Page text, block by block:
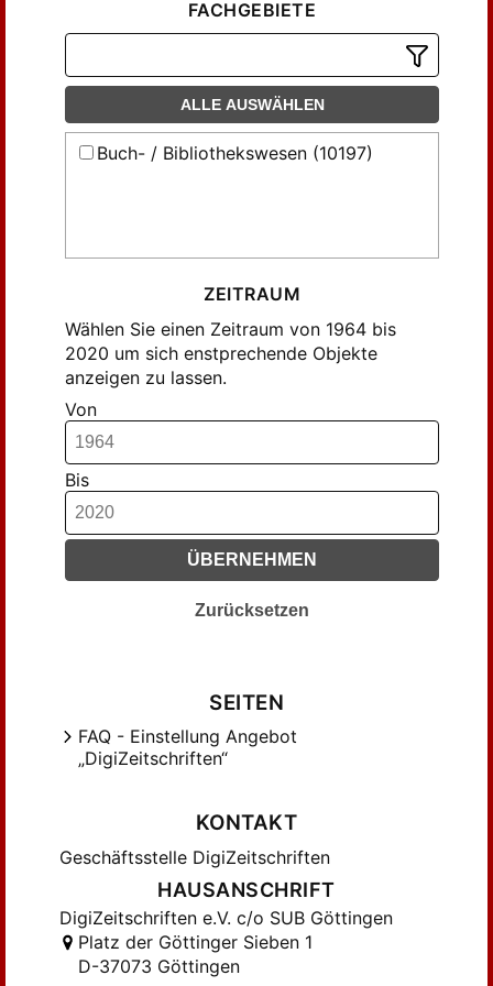
Günther, Johannes (98)
Haar, Karl-Heinz (93)
Hakelberg, Dietrich (35)
Heesakkers, Chris L. (47)
Heinzer, Felix (81)
Hendricks, Cornelia (83)
Högy, Udo (88)
Irtenkauf, Wolfgang (74)
Jammers, Antonius (64)
Jammers, Ewald (78)
Jank, Dagmar (98)
Kempf, Klaus (49)
Kiel, Rainer-Maria (73)
Klose, Wolfgang (43)
Klotzbücher , Alois (69)
Krumeich, Kirsten (42)
Leu, Urs B. (42)
Müller, Elisabeth (33)
Needham, Paul (57)
Neuheuser, Hanns Peter (39)
Obhof, Ute (94)
FACHGEBIETE
ALLE AUSWÄHLEN
Buch- / Bibliothekswesen (10197)
ZEITRAUM
Wählen Sie einen Zeitraum von 1964 bis
2020 um sich enstprechende Objekte
anzeigen zu lassen.
Von
Bis
ÜBERNEHMEN
Zurücksetzen
SEITEN
FAQ - Einstellung Angebot
„DigiZeitschriften“
KONTAKT
Geschäftsstelle DigiZeitschriften
HAUSANSCHRIFT
DigiZeitschriften e.V. c/o SUB Göttingen
Platz der Göttinger Sieben 1
D-37073 Göttingen